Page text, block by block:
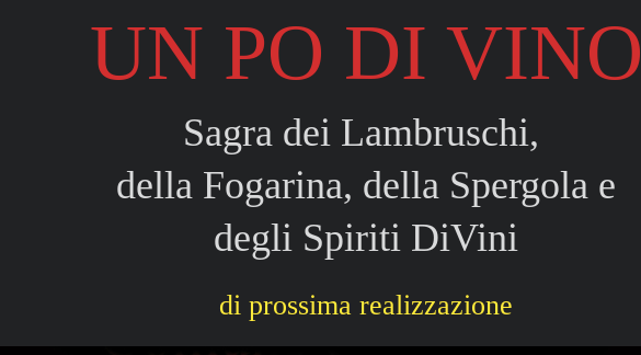
UN PO DI VINO
Sagra dei Lambruschi,
della Fogarina, della Spergola e
degli Spiriti DiVini
di prossima realizzazione